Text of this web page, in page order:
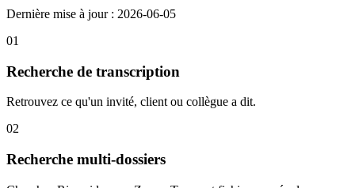
Dernière mise à jour : 2026-06-05
01
Recherche de transcription
Retrouvez ce qu'un invité, client ou collègue a dit.
02
Recherche multi-dossiers